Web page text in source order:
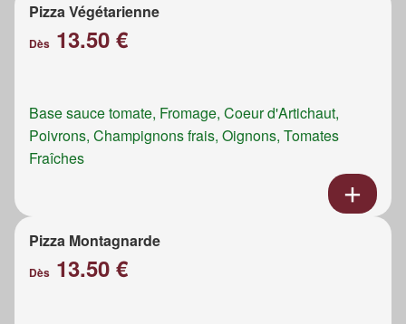
Pizza Végétarienne
Dès 13.50 €
Base sauce tomate, Fromage, Coeur d'Artichaut,
Poivrons, Champignons frais, Oignons, Tomates
Fraîches
Pizza Montagnarde
Dès 13.50 €